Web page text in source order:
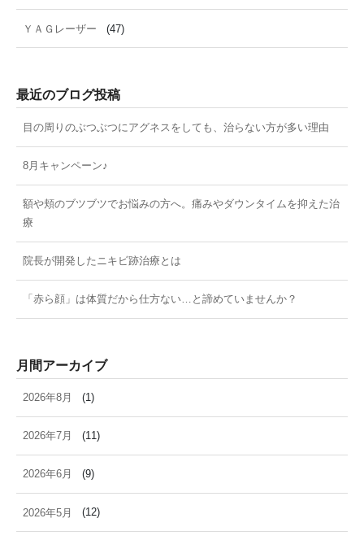
ＹＡＧレーザー (47)
最近のブログ投稿
目の周りのぶつぶつにアグネスをしても、治らない方が多い理由
8月キャンペーン♪
額や頬のブツブツでお悩みの方へ。痛みやダウンタイムを抑えた治
療
院長が開発したニキビ跡治療とは
「赤ら顔」は体質だから仕方ない…と諦めていませんか？
月間アーカイブ
2026年8月 (1)
2026年7月 (11)
2026年6月 (9)
2026年5月 (12)